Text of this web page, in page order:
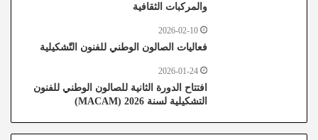
والمركبات الثقافية
2026-02-10
فعاليات الصالون الوطني للفنون التّشكيلية
2026-01-24
افتتاح الدورة الثانية للصالون الوطني للفنون
التشكيلية لسنة 2026 (MACAM)